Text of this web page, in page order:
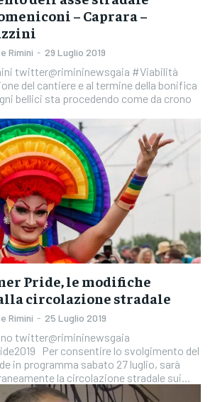
– Caprara –
Rimini - 29 Luglio 2019
twitter@rimininewsgaia #Viabilità
del cantiere e al termine della bonifica
bellici sta procedendo come da crono
Pride, le modifiche
circolazione stradale
Rimini - 25 Luglio 2019
twitter@rimininewsgaia
svolgimento del
in programma sabato 27 luglio, sarà
la circolazione stradale sui...